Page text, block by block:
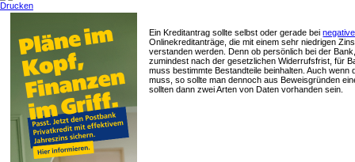
Drucken
Ein Kreditantrag sollte selbst oder gerade bei
Onlinekreditanträge, die mit einem sehr niedrigen
verstanden werden. Denn ob persönlich bei der
zumindest nach der gesetzlichen Widerrufsfrist, für
muss bestimmte Bestandteile beinhalten. Auch
muss, so sollte man dennoch aus Beweisgründen
sollten dann zwei Arten von Daten vorhanden sein.